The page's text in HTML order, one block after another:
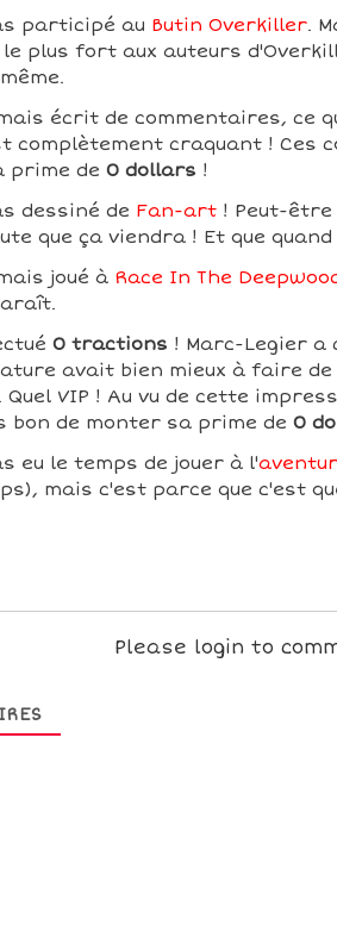
participé au Butin Overkiller.
plus fort aux auteurs
écrit de commentaires, ce
complètement craquant ! Ces
prime de 0 dollars !
dessiné de Fan-art! Peut-être
que ça viendra ! Et que
joué à Race In The
0 tractions ! Marc-Legier a
avait bien mieux à faire
Quel VIP ! Au vu de cette
bon de monter sa prime de 0
eu le temps de jouer à l'
mais c'est parce que c'est
Please login to